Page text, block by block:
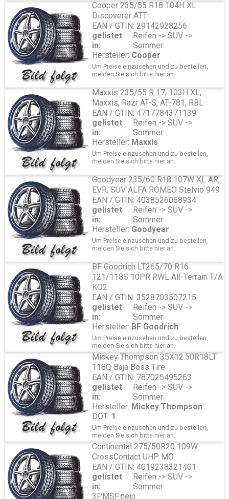
Cooper 235/55 R18 104H XL
Discoverer ATT
EAN / GTIN: 29142928256
gelistet
in:
Reifen -> SUV ->
Sommer
Hersteller: Cooper
Um Preise einzusehen und zu bestellen,
melden Sie sich bitte hier an.
Maxxis 235/55 R 17, 103H XL,
Maxxis, Razr AT-S, AT-781, RBL
EAN / GTIN: 4717784371139
gelistet
in:
Reifen -> SUV ->
Sommer
Hersteller: Maxxis
Um Preise einzusehen und zu bestellen,
melden Sie sich bitte hier an.
Goodyear 235/60 R18 107W XL AR,
EVR, SUV ALFA ROMEO Stelvio 949
EAN / GTIN: 4038526068934
gelistet
in:
Reifen -> SUV ->
Sommer
Hersteller: Goodyear
Um Preise einzusehen und zu bestellen,
melden Sie sich bitte hier an.
BF Goodrich LT265/70 R16
121/118S 10PR RWL All-Terrain T/A
KO2
EAN / GTIN: 3528703507215
gelistet
in:
Reifen -> SUV ->
Sommer
Hersteller: BF Goodrich
Um Preise einzusehen und zu bestellen,
melden Sie sich bitte hier an.
Mickey Thompson 35X12.50R18LT
118Q Baja Boss Tire
EAN / GTIN: 787025495263
gelistet
in:
Reifen -> SUV ->
Sommer
Hersteller: Mickey Thompson
DOT: 1
Um Preise einzusehen und zu bestellen,
melden Sie sich bitte hier an.
Continental 275/50R20 109W
CrossContact UHP MO
EAN / GTIN: 4019238321401
gelistet
in:
Reifen -> SUV ->
Sommer
3PMSF:nein